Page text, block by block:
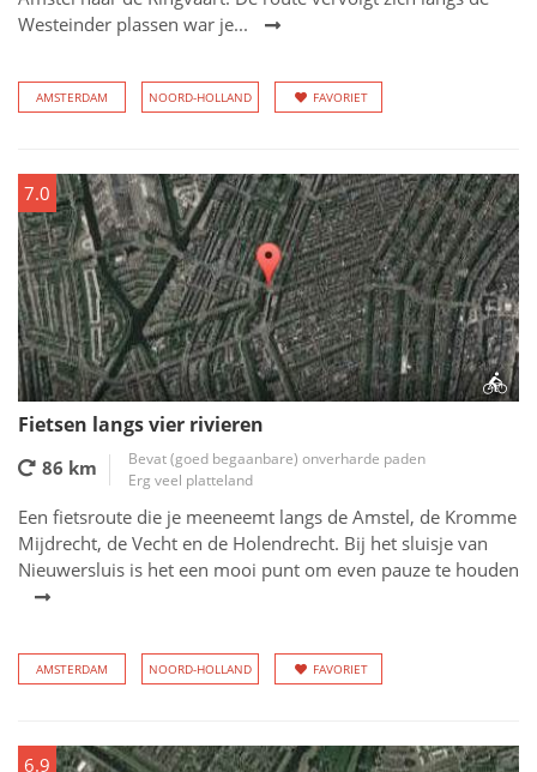
Westeinder plassen war je...
AMSTERDAM NOORD-HOLLAND FAVORIET
7.0
Fietsen langs vier rivieren
86 km
Bevat (goed begaanbare) onverharde paden
Erg veel platteland
Een fietsroute die je meeneemt langs de Amstel, de Kromme
Mijdrecht, de Vecht en de Holendrecht. Bij het sluisje van
Nieuwersluis is het een mooi punt om even pauze te houden
AMSTERDAM NOORD-HOLLAND FAVORIET
6.9